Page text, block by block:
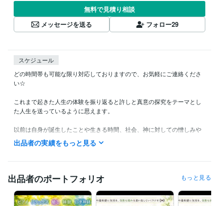
無料で見積り相談
メッセージを送る
フォロー29
スケジュール
どの時間帯も可能な限り対応しておりますので、お気軽にご連絡くださ
い☆
これまで起きた人生の体験を振り返ると許しと真意の探究をテーマとし
た人生を送っているように思えます。
以前は自身が誕生したことや生きる時間、社会、神に対しての憎しみや
蟠りからの解放を求め続けて、現実を一新するために努力して行動して
いました。
をどうしても許すことができなくて、自殺を望んだり、自殺を試みた
り、殺されることを願ったり、死に至るような事件、災害に巻き込まれ
た命に対して羨ましいと思ったり、せめて別の存在に生まれ変わりたい
と思ったり。
出品者の実績をもっと見る
出品者のポートフォリオ もっと見る